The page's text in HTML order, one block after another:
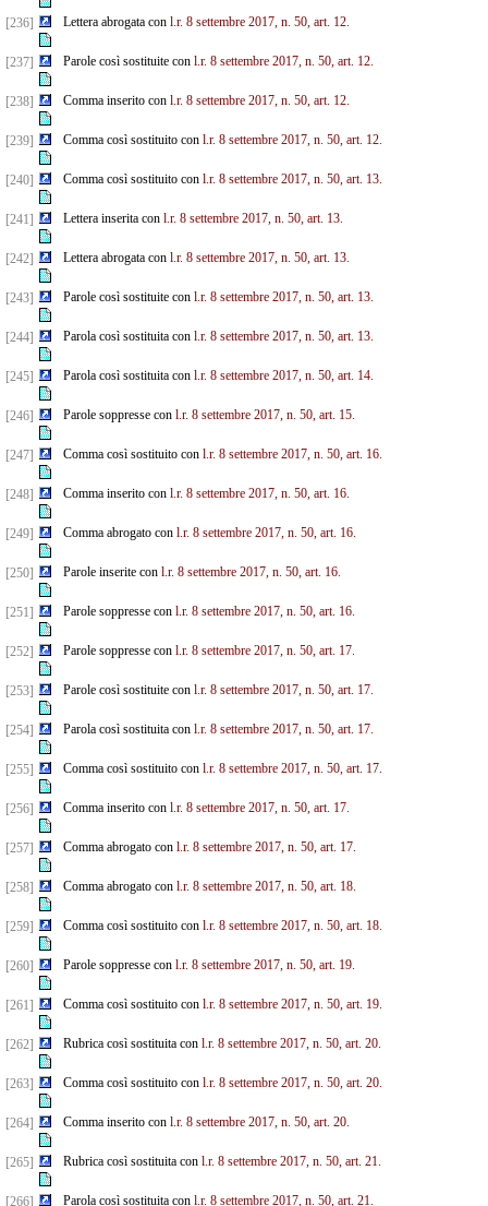
[236] Lettera abrogata con l.r. 8 settembre 2017, n. 50, art. 12.
[237] Parole così sostituite con l.r. 8 settembre 2017, n. 50, art. 12.
[238] Comma inserito con l.r. 8 settembre 2017, n. 50, art. 12.
[239] Comma così sostituito con l.r. 8 settembre 2017, n. 50, art. 12.
[240] Comma così sostituito con l.r. 8 settembre 2017, n. 50, art. 13.
[241] Lettera inserita con l.r. 8 settembre 2017, n. 50, art. 13.
[242] Lettera abrogata con l.r. 8 settembre 2017, n. 50, art. 13.
[243] Parole così sostituite con l.r. 8 settembre 2017, n. 50, art. 13.
[244] Parola così sostituita con l.r. 8 settembre 2017, n. 50, art. 13.
[245] Parola così sostituita con l.r. 8 settembre 2017, n. 50, art. 14.
[246] Parole soppresse con l.r. 8 settembre 2017, n. 50, art. 15.
[247] Comma così sostituito con l.r. 8 settembre 2017, n. 50, art. 16.
[248] Comma inserito con l.r. 8 settembre 2017, n. 50, art. 16.
[249] Comma abrogato con l.r. 8 settembre 2017, n. 50, art. 16.
[250] Parole inserite con l.r. 8 settembre 2017, n. 50, art. 16.
[251] Parole soppresse con l.r. 8 settembre 2017, n. 50, art. 16.
[252] Parole soppresse con l.r. 8 settembre 2017, n. 50, art. 17.
[253] Parole così sostituite con l.r. 8 settembre 2017, n. 50, art. 17.
[254] Parola così sostituita con l.r. 8 settembre 2017, n. 50, art. 17.
[255] Comma così sostituito con l.r. 8 settembre 2017, n. 50, art. 17.
[256] Comma inserito con l.r. 8 settembre 2017, n. 50, art. 17.
[257] Comma abrogato con l.r. 8 settembre 2017, n. 50, art. 17.
[258] Comma abrogato con l.r. 8 settembre 2017, n. 50, art. 18.
[259] Comma così sostituito con l.r. 8 settembre 2017, n. 50, art. 18.
[260] Parole soppresse con l.r. 8 settembre 2017, n. 50, art. 19.
[261] Comma così sostituito con l.r. 8 settembre 2017, n. 50, art. 19.
[262] Rubrica così sostituita con l.r. 8 settembre 2017, n. 50, art. 20.
[263] Comma così sostituito con l.r. 8 settembre 2017, n. 50, art. 20.
[264] Comma inserito con l.r. 8 settembre 2017, n. 50, art. 20.
[265] Rubrica così sostituita con l.r. 8 settembre 2017, n. 50, art. 21.
[266] Parola così sostituita con l.r. 8 settembre 2017, n. 50, art. 21.